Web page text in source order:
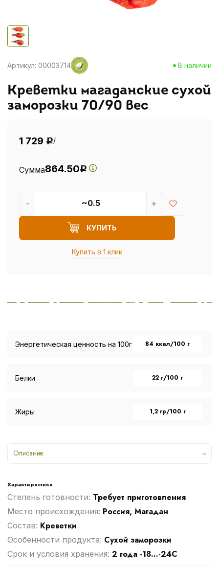
Артикул: 00003714 В наличии
Креветки магаданские сухой
заморозки 70/90 вес
1 729 Р/
Сумма864.50Р
КУПИТЬ
Купить в 1 клик
- +
Энергетическая ценность на 100г 84 ккал/100 г
Белки 22 г/100 г
Жиры 1,2 гр/100 г
Описание
Характеристики
Степень готовности: Требует приготовления
Место происхождения: Россия, Магадан
Cостав: Креветки
Особенности продукта: Сухой заморозки
Срок и условия хранения: 2 года -18...-24С